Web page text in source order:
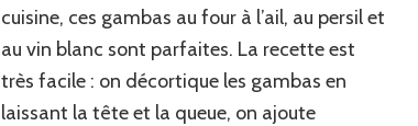
au
four
cuisine, ces gambas au four à l’ail, au persil et
au vin blanc sont parfaites. La recette est
très facile : on décortique les gambas en
laissant la tête et la queue, on ajoute